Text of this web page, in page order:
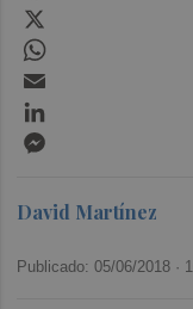
David Martínez
Publicado: 05/06/2018 ·